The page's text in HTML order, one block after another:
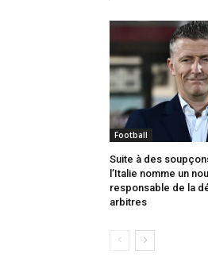
Football
Suite à des
l’Italie nomme un
responsable de la
arbitres